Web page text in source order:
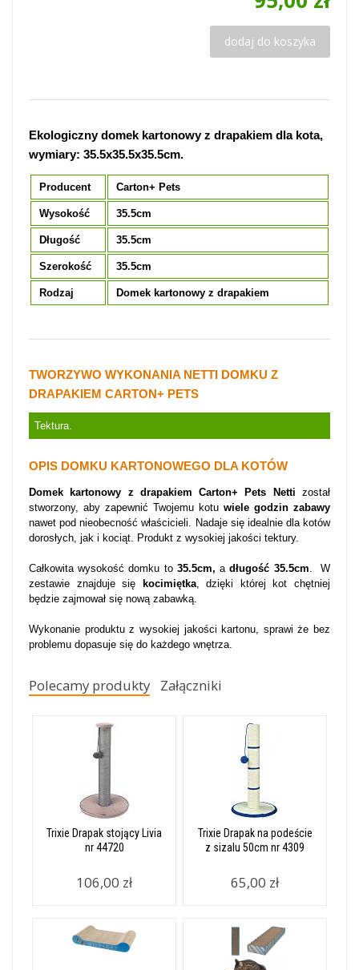
dodaj do koszyka
Ekologiczny domek kartonowy z drapakiem dla kota,
wymiary: 35.5x35.5x35.5cm.
Producent Carton+ Pets
Wysokość 35.5cm
Długość 35.5cm
Szerokość 35.5cm
Rodzaj Domek kartonowy z drapakiem
TWORZYWO WYKONANIA NETTI DOMKU Z
DRAPAKIEM CARTON+ PETS
Tektura.
OPIS DOMKU KARTONOWEGO DLA KOTÓW
Domek kartonowy z drapakiem Carton+ Pets Netti został
stworzony, aby zapewnić Twojemu kotu wiele godzin zabawy
nawet pod nieobecność właścicieli. Nadaje się idealnie dla kotów
dorosłych, jak i kociąt. Produkt z wysokiej jakości tektury.
Całkowita wysokość domku to35.5cm,adługość 35.5cm. W
zestawie znajduje się
kocimiętka, dzięki której kot chętniej
będzie zajmował się nową zabawką.
Wykonanie produktu z wysokiej jakości kartonu, sprawi że bez
problemu dopasuje się do każdego wnętrza.
Polecamy produkty Załączniki
Trixie Drapak stojący Livia
nr 44720
106,00 zł
Trixie Drapak na podeście
z sizalu 50cm nr 4309
65,00 zł